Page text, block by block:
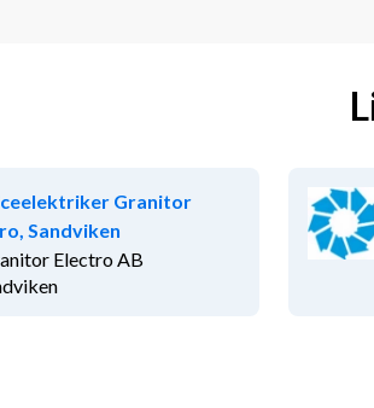
Granitor
Sandviken
Electro AB